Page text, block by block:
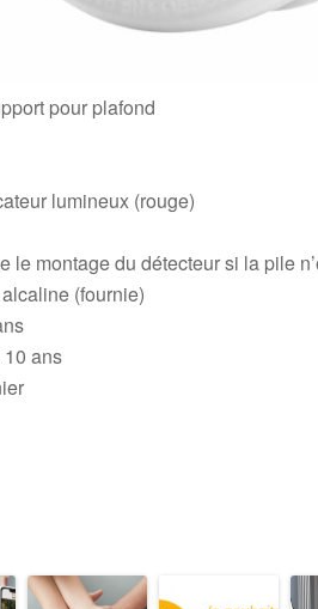
pour plafond
lumineux (rouge)
le montage du détecteur si la pile
(fournie)
ans